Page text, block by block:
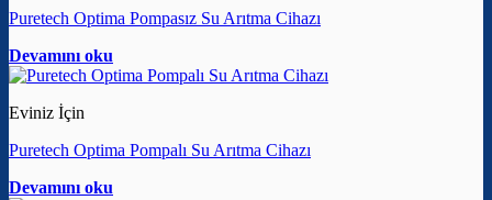
Puretech Optima Pompasız Su Arıtma Cihazı
Devamını oku
Eviniz İçin
Puretech Optima Pompalı Su Arıtma Cihazı
Devamını oku